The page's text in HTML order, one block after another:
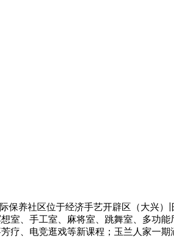
保养社区位于经济手艺开辟区（大兴）
、手工室、麻将室、跳舞室、多功能
疗、电竞逛戏等新课程；玉兰人家一期